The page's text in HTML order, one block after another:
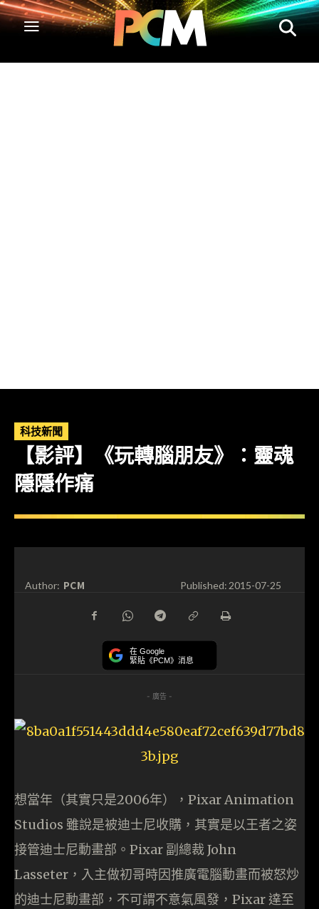
科技新聞
【影評】《玩轉腦朋友》：靈魂
隱隱作痛
Author: PCM Published:2015-07-25
在 Google
緊貼《PCM》消息
- 廣告 -
想當年（其實只是2006年），Pixar Animation
Studios 雖說是被迪士尼收購，其實是以王者之姿
接管迪士尼動畫部。Pixar 副總裁 John
Lasseter，入主做初哥時因推廣電腦動畫而被怒炒
的迪士尼動畫部，不可謂不意氣風發，Pixar 達至